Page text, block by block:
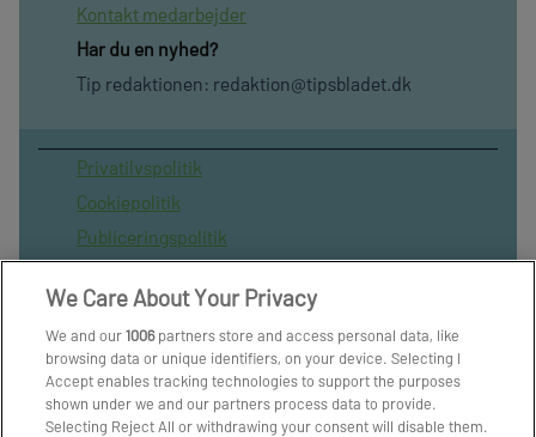
Kontakt medarbejder
Har du en nyhed?
Tip redaktionen: redaktion@tipsbladet.dk
Privatilvspolitik
Cookiepolitik
Publiceringspolitik
Spil ansvarligt
Administrer samtykke
Arkiv
Om os
We Care About Your Privacy
We and our1006partners store and access personal data, like
browsing data or unique identifiers, on your device. Selecting I
Accept enables tracking technologies to support the purposes
shown under we and our partners process data to provide.
Selecting Reject All or withdrawing your consent will disable them.